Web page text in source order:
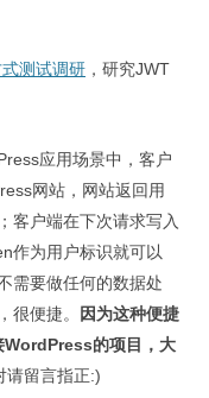
测试调研 ，研究JWT
应用场景中，客户
网站，网站返回用
客户端在下次请求写入
作为用户标识就可以
需要做任何的数据处
很便捷。
因为这种便捷
WordPress的项目，大
请留言指正:)